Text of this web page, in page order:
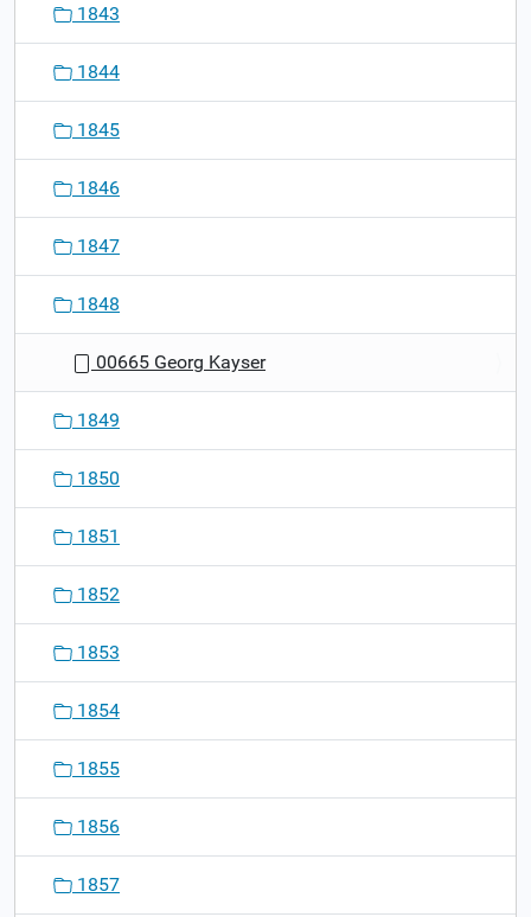
1843
1844
1845
1846
1847
1848
00665 Georg Kayser
1849
1850
1851
1852
1853
1854
1855
1856
1857